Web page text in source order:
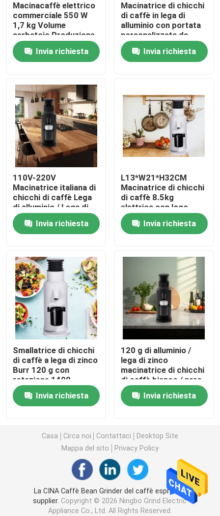
Casa
Prodotti
Circa noi
Giro della fabbrica
Controllo di qualità
Contattici
Casi
Smerigliatrice del chicco di caffè
Burr Coffee Grinder
Macinacaffè di Doserless
macinacaffè commerciale
Macinacaffè del touch screen
Caffè espresso Bean Grinder
Macinacaffè all'aperto
Macinacaffè della mano
Macinacaffè elettrico
commerciale 550 W
1,7 kg Volume
serbatoio Produzione
online
Invia richiesta
Macinatrice di chicchi
di caffè in lega di
alluminio con portata
personalizzata da
110-220V a 120g
Invia richiesta
110V-220V
Macinatrice italiana di
chicchi di caffè Lega
di alluminio / Lega di
zinco
Invia richiesta
L13*W21*H32CM
Macinatrice di chicchi
di caffè 8.5kg
elettrica con logo
personalizzato
Invia richiesta
Smallatrice di chicchi
di caffè a lega di zinco
Burr 120 g con
rotazione 1400
rulli/minuto
Invia richiesta
120 g di alluminio /
lega di zinco
macinatrice di chicchi
di caffè bianco / nero
Invia richiesta
Casa Circa noi Contattaci
Desktop Site
Mappa del sito
Privacy Policy
La CINA Caffè Bean Grinder del caffè espresso
supplier. Copyright © 2026 Ningbo Grind Electric
Appliance Co., Ltd. All Rights Reserved.